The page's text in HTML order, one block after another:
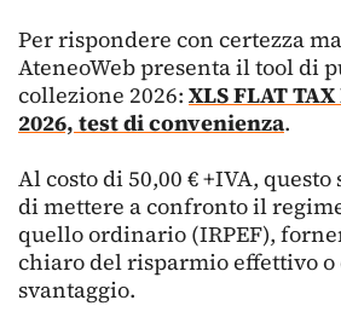
Per rispondere con certezza
AteneoWeb presenta il tool di
collezione 2026: XLS FLAT
2026, test di convenienza.
Al costo di 50,00 € +IVA,
di mettere a confronto il
quello ordinario (IRPEF),
chiaro del risparmio effettivo o
svantaggio.